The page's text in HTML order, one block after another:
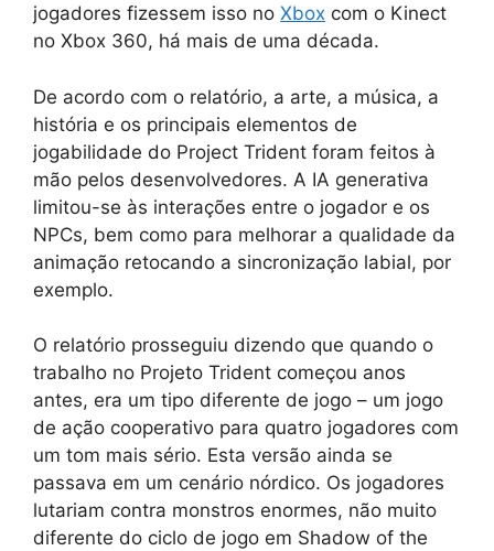
jogadores fizessem isso no Xbox com o Kinect
no Xbox 360, há mais de uma década.
De acordo com o relatório, a arte, a música, a
história e os principais elementos de
jogabilidade do Project Trident foram feitos à
mão pelos desenvolvedores. A IA generativa
limitou-se às interações entre o jogador e os
NPCs, bem como para melhorar a qualidade da
animação retocando a sincronização labial, por
exemplo.
O relatório prosseguiu dizendo que quando o
trabalho no Projeto Trident começou anos
antes, era um tipo diferente de jogo – um jogo
de ação cooperativo para quatro jogadores com
um tom mais sério. Esta versão ainda se
passava em um cenário nórdico. Os jogadores
lutariam contra monstros enormes, não muito
diferente do ciclo de jogo em Shadow of the